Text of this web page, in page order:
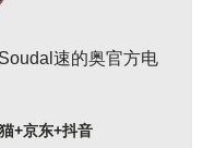
速的奥官方电
+京东+抖音